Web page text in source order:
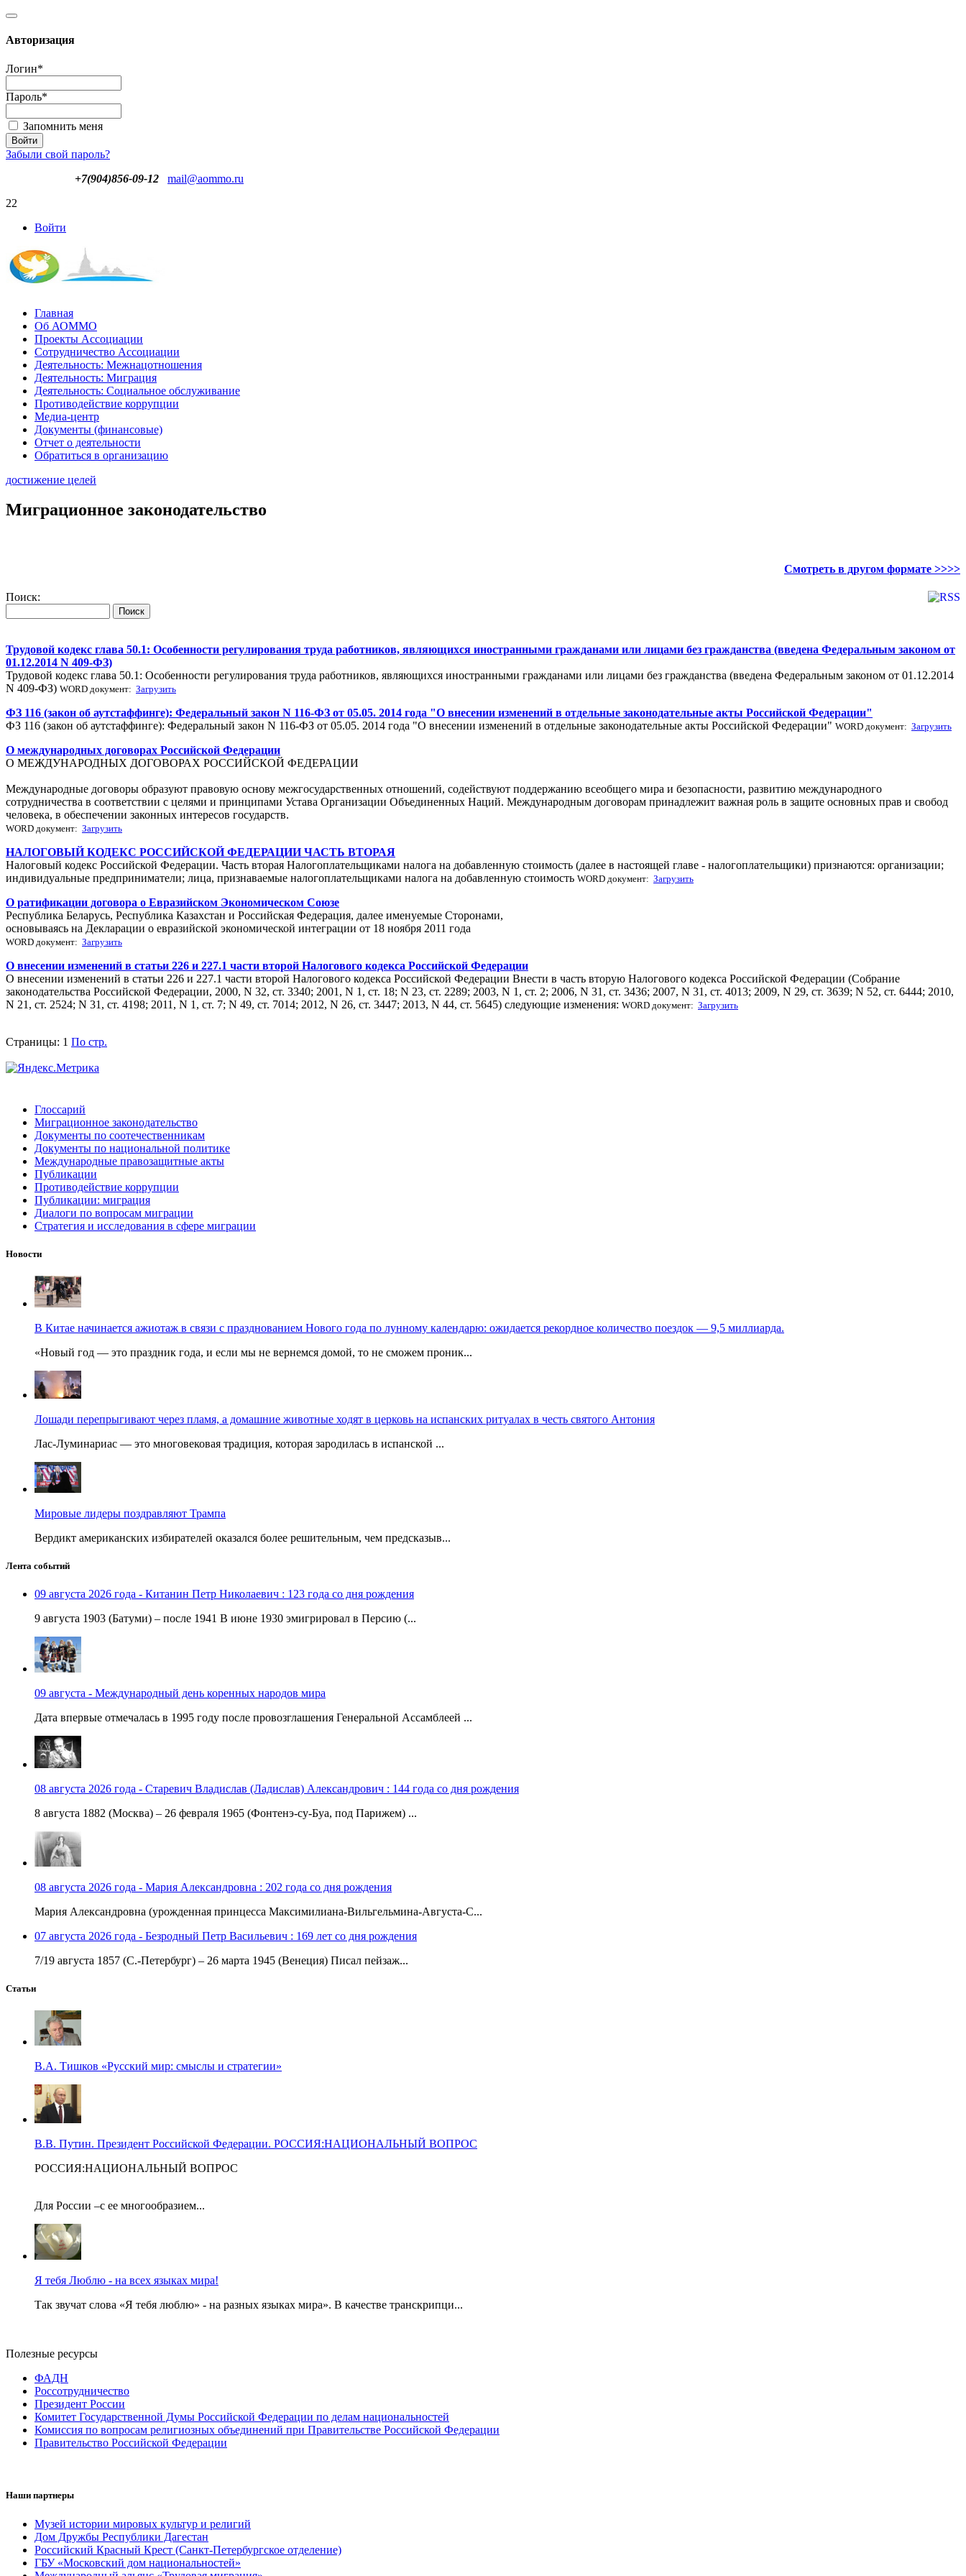
Авторизация
Логин*
Пароль*
Запомнить меня
Забыли свой пароль?
+7(904)856-09-12
mail@aommo.ru
22
Войти
Главная
Об АОММО
Проекты Ассоциации
Сотрудничество Ассоциации
Деятельность: Межнацотношения
Деятельность: Миграция
Деятельность: Социальное обслуживание
Противодействие коррупции
Медиа-центр
Документы (финансовые)
Отчет о деятельности
Обратиться в организацию
достижение целей
Миграционное законодательство
Смотреть в другом формате >>>>
Поиск:
Трудовой кодекс глава 50.1: Особенности регулирования труда работников, являющихся иностранными гражданами или лицами без гражданства (введена Федеральным законом от
01.12.2014 N 409-ФЗ)
Трудовой кодекс глава 50.1: Особенности регулирования труда работников, являющихся иностранными гражданами или лицами без гражданства (введена Федеральным законом от 01.12.2014
N 409-ФЗ) WORD документ: Загрузить
ФЗ 116 (закон об аутстаффинге): Федеральный закон N 116-ФЗ от 05.05. 2014 года "О внесении изменений в отдельные законодательные акты Российской Федерации"
ФЗ 116 (закон об аутстаффинге): Федеральный закон N 116-ФЗ от 05.05. 2014 года "О внесении изменений в отдельные законодательные акты Российской Федерации" WORD документ: Загрузить
О международных договорах Российской Федерации
О МЕЖДУНАРОДНЫХ ДОГОВОРАХ РОССИЙСКОЙ ФЕДЕРАЦИИ
Международные договоры образуют правовую основу межгосударственных отношений, содействуют поддержанию всеобщего мира и безопасности, развитию международного
сотрудничества в соответствии с целями и принципами Устава Организации Объединенных Наций. Международным договорам принадлежит важная роль в защите основных прав и свобод
человека, в обеспечении законных интересов государств.
WORD документ: Загрузить
НАЛОГОВЫЙ КОДЕКС РОССИЙСКОЙ ФЕДЕРАЦИИ ЧАСТЬ ВТОРАЯ
Налоговый кодекс Российской Федерации. Часть вторая Налогоплательщиками налога на добавленную стоимость (далее в настоящей главе - налогоплательщики) признаются: организации;
индивидуальные предприниматели; лица, признаваемые налогоплательщиками налога на добавленную стоимость WORD документ: Загрузить
О ратификации договора о Евразийском Экономическом Союзе
Республика Беларусь, Республика Казахстан и Российская Федерация, далее именуемые Сторонами,
основываясь на Декларации о евразийской экономической интеграции от 18 ноября 2011 года
WORD документ: Загрузить
О внесении изменений в статьи 226 и 227.1 части второй Налогового кодекса Российской Федерации
О внесении изменений в статьи 226 и 227.1 части второй Налогового кодекса Российской Федерации Внести в часть вторую Налогового кодекса Российской Федерации (Собрание
законодательства Российской Федерации, 2000, N 32, ст. 3340; 2001, N 1, ст. 18; N 23, ст. 2289; 2003, N 1, ст. 2; 2006, N 31, ст. 3436; 2007, N 31, ст. 4013; 2009, N 29, ст. 3639; N 52, ст. 6444; 2010,
N 21, ст. 2524; N 31, ст. 4198; 2011, N 1, ст. 7; N 49, ст. 7014; 2012, N 26, ст. 3447; 2013, N 44, ст. 5645) следующие изменения: WORD документ: Загрузить
Страницы: 1 По стр.
Глоссарий
Миграционное законодательство
Документы по соотечественникам
Документы по национальной политике
Международные правозащитные акты
Публикации
Противодействие коррупции
Публикации: миграция
Диалоги по вопросам миграции
Стратегия и исследования в сфере миграции
Новости
В Китае начинается ажиотаж в связи с празднованием Нового года по лунному календарю: ожидается рекордное количество поездок — 9,5 миллиарда.
«Новый год — это праздник года, и если мы не вернемся домой, то не сможем проник...
Лошади перепрыгивают через пламя, а домашние животные ходят в церковь на испанских ритуалах в честь святого Антония
Лас-Луминариас — это многовековая традиция, которая зародилась в испанской ...
Мировые лидеры поздравляют Трампа
Вердикт американских избирателей оказался более решительным, чем предсказыв...
Лента событий
09 августа 2026 года - Китанин Петр Николаевич : 123 года со дня рождения
9 августа 1903 (Батуми) – после 1941 В июне 1930 эмигрировал в Персию (...
09 августа - Международный день коренных народов мира
Дата впервые отмечалась в 1995 году после провозглашения Генеральной Ассамблеей ...
08 августа 2026 года - Старевич Владислав (Ладислав) Александрович : 144 года со дня рождения
8 августа 1882 (Москва) – 26 февраля 1965 (Фонтенэ-су-Буа, под Парижем) ...
08 августа 2026 года - Мария Александровна : 202 года со дня рождения
Мария Александровна (урожденная принцесса Максимилиана-Вильгельмина-Августа-С...
07 августа 2026 года - Безродный Петр Васильевич : 169 лет со дня рождения
7/19 августа 1857 (С.-Петербург) – 26 марта 1945 (Венеция) Писал пейзаж...
Статьи
В.А. Тишков «Русский мир: смыслы и стратегии»
В.В. Путин. Президент Российской Федерации. РОССИЯ:НАЦИОНАЛЬНЫЙ ВОПРОС
РОССИЯ:НАЦИОНАЛЬНЫЙ ВОПРОС
Для России –с ее многообразием...
Я тебя Люблю - на всех языках мира!
Так звучат слова «Я тебя люблю» - на разных языках мира». В качестве транскрипци...
Полезные ресурсы
ФАДН
Россотрудничество
Президент России
Комитет Государственной Думы Российской Федерации по делам национальностей
Комиссия по вопросам религиозных объединений при Правительстве Российской Федерации
Правительство Российской Федерации
Наши партнеры
Музей истории мировых культур и религий
Дом Дружбы Республики Дагестан
Российский Красный Крест (Санкт-Петербургское отделение)
ГБУ «Московский дом национальностей»